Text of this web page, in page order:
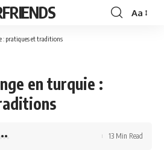
Font
Aa
: pratiques et traditions
en turquie :
13 Min Read